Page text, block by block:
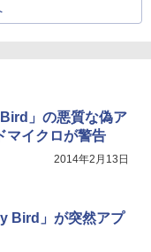
」の悪質な偽ア
マイクロが警告
2014年2月13日
Bird」が突然アプ